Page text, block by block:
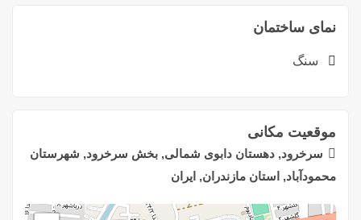
نمای ساختمان
سنگ
موقعیت مکانی
سرخرود, دهستان دابوی شمالی, بخش سرخرود, شهرستان
محمودآباد, استان مازندران, ایران